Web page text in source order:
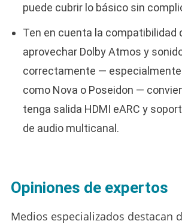
puede cubrir lo básico sin
Ten en cuenta la compatibilidad
aprovechar Dolby Atmos y
correctamente —
como Nova o Poseidon —
tenga salida HDMI eARC y
de audio multicanal.
Opiniones de expertos
Medios especializados destacan